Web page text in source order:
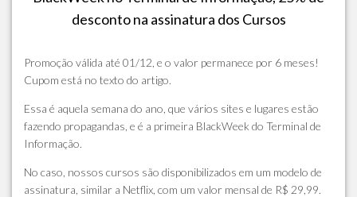
desconto na assinatura dos Cursos
Promoção válida até 01/12, e o valor permanece por 6 meses!
Cupom está no texto do artigo.
Essa é aquela semana do ano, que vários sites e lugares estão
fazendo propagandas, e é a primeira BlackWeek do Terminal de
Informação.
No caso, nossos cursos são disponibilizados em um modelo de
assinatura, similar a Netflix, com um valor mensal de R$ 29,99.